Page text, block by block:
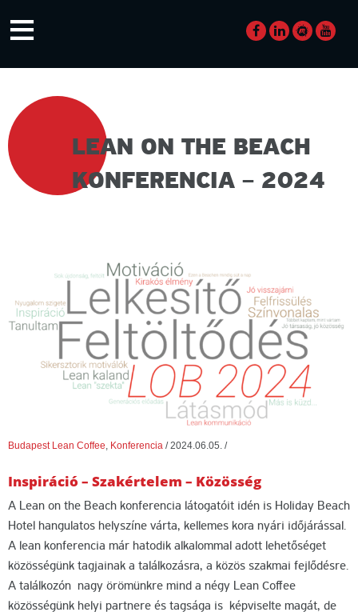
≡
LEAN ON THE BEACH
KONFERENCIA – 2024
Budapest Lean Coffee, Konferencia /2024.06.05. /
Inspiráció – Szakértelem – Közösség
A Lean on the Beach konferencia látogatóit idén is Holiday Beach
Hotel hangulatos helyszíne várta, kellemes kora nyári időjárással.
A lean konferencia már hatodik alkalommal adott lehetőséget
közösségünk tagjainak a találkozásra, a közös szakmai fejlődésre.
A találkozón nagy örömünkre mind a négy Lean Coffee
közösségünk helyi partnere és tagsága is képviselte magát, de